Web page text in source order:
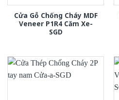
Cửa Gỗ Chống Cháy MDF
Veneer P1R4 Căm Xe-
SGD